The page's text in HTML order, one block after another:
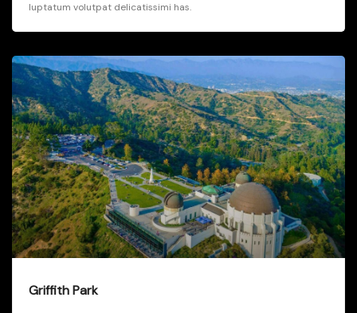
luptatum volutpat delicatissimi has.
Griffith Park